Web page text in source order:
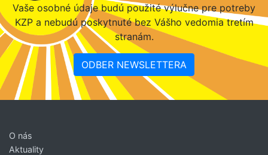
Vaše osobné údaje budú použité výlučne pre potreby
KZP a nebudú poskytnuté bez Vášho vedomia tretím
stranám.
ODBER NEWSLETTERA
O nás
Aktuality